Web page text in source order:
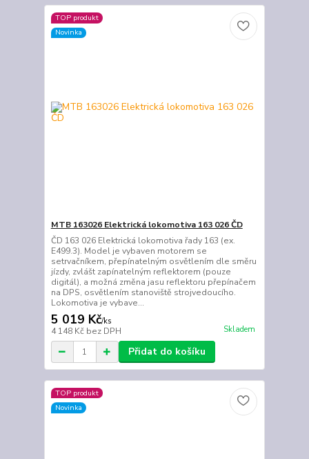
TOP produkt
Novinka
MTB 163026 Elektrická lokomotiva 163 026 ČD
ČD 163 026 Elektrická lokomotiva řady 163 (ex.
E499.3). Model je vybaven motorem se
setrvačníkem, přepínatelným osvětlením dle směru
jízdy, zvlášt zapínatelným reflektorem (pouze
digitál), a možná změna jasu reflektoru přepínačem
na DPS, osvětlením stanoviště strojvedoucího.
Lokomotiva je vybave...
5 019 Kč/ks
4 148 Kč bez DPH Skladem
Přidat do košíku
TOP produkt
Novinka